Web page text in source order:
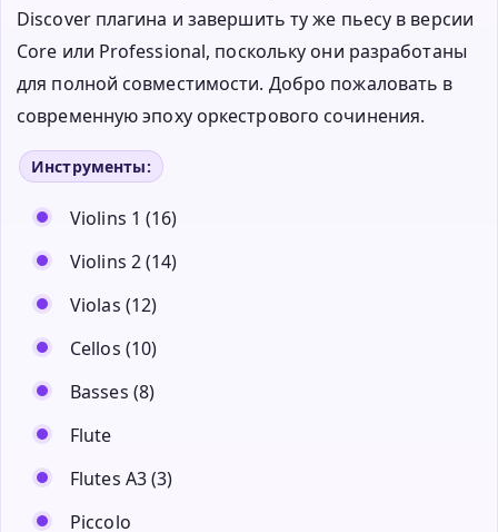
Discover плагина и завершить ту же пьесу в версии
Core или Professional, поскольку они разработаны
для полной совместимости. Добро пожаловать в
современную эпоху оркестрового сочинения.
Инструменты:
Violins 1 (16)
Violins 2 (14)
Violas (12)
Cellos (10)
Basses (8)
Flute
Flutes A3 (3)
Piccolo